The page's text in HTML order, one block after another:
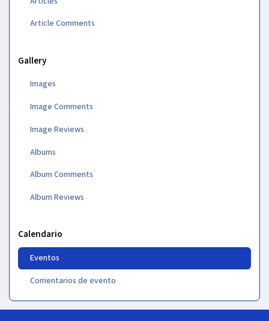
Article Comments
Gallery
Images
Image Comments
Image Reviews
Albums
Album Comments
Album Reviews
Calendario
Eventos
Comentarios de evento